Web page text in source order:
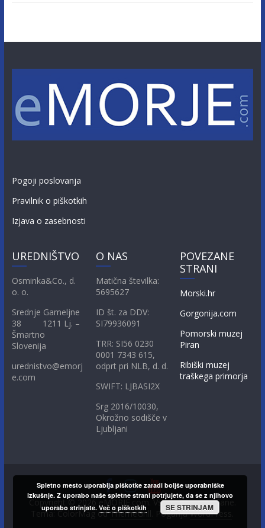
Pogoji poslovanja
Pravilnik o piškotkih
Izjava o zasebnosti
UREDNIŠTVO
Osminka&Co., d.
o. o.
Srednje Gameljne
38 1211 Lj. –
Šmartno
Slovenija
urednistvo@emorj
e.com
O NAS
Matična številka:
5695627
ID št. za DDV:
SI79936091
TRR: SI56 0230
0001 7343 615,
odprt pri NLB, d. d.
SWIFT: LJBASI2X
Srg 2016/10030,
Okrožno sodišče v
Ljubljani
POVEZANE
STRANI
Morski.hr
Gorgonija.com
Pomorski muzej
Piran
Ribiški muzej
traškega primorja
Copyright © 2026 eMORJE.com
. Vse pravice pridržane.
Tema: ColorMag odThemeGrill . PoganjaWordPress
Spletno mesto uporablja piškotke zaradi boljše uporabniške
izkušnje. Z uporabo naše spletne strani potrjujete, da se z njihovo
uporabo strinjate. Več o piškotkih SE STRINJAM